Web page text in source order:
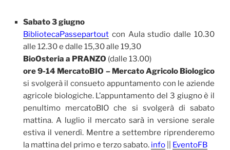
Sabato 3 giugno
BibliotecaPassepartout con Aula studio dalle 10.30
alle 12.30 e dalle 15,30 alle 19,30
BioOsteria a PRANZO (dalle 13.00)
ore 9-14 MercatoBIO – Mercato Agricolo Biologico
si svolgerà il consueto appuntamento con le aziende
agricole biologiche. L’appuntamento del 3 giugno è il
penultimo mercatoBIO che si svolgerà di sabato
mattina. A luglio il mercato sarà in versione serale
estiva il venerdì. Mentre a settembre riprenderemo
la mattina del primo e terzo sabato. info EventoFB